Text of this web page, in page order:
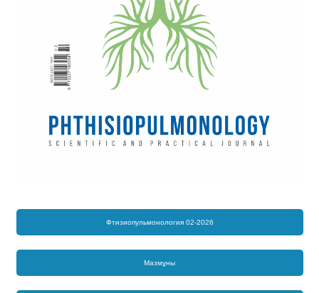
Фтизиопульмонология 02-2026
Мазмұны